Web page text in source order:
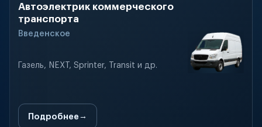
Автоэлектрик коммерческого
транспорта
Введенское
Газель, NEXT, Sprinter, Transit и др.
Подробнее